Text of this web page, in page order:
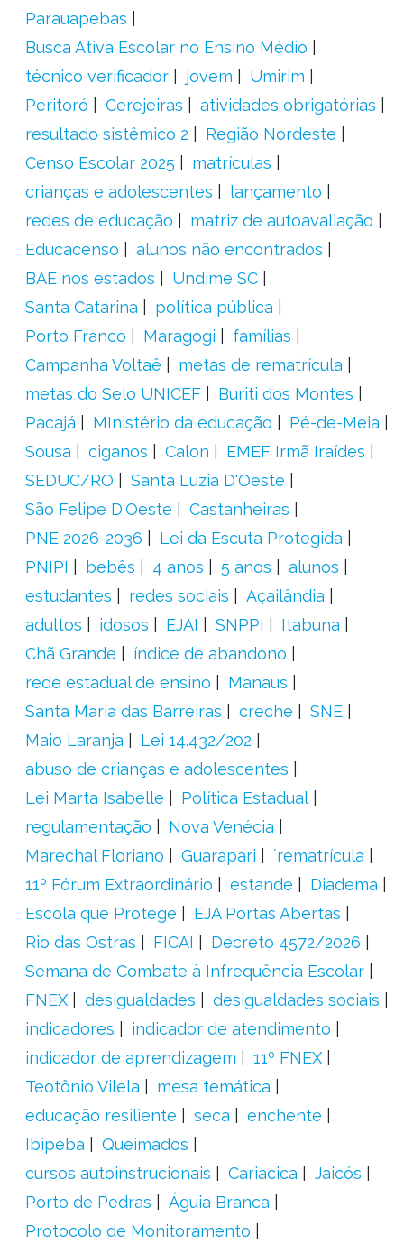
Parauapebas
Busca Ativa Escolar no Ensino Médio
técnico verificador
jovem
Umirim
Peritoró
Cerejeiras
atividades obrigatórias
resultado sistêmico 2
Região Nordeste
Censo Escolar 2025
matrículas
crianças e adolescentes
lançamento
redes de educação
matriz de autoavaliação
Educacenso
alunos não encontrados
BAE nos estados
Undime SC
Santa Catarina
política pública
Porto Franco
Maragogi
famílias
Campanha Voltaê
metas de rematrícula
metas do Selo UNICEF
Buriti dos Montes
Pacajá
MInistério da educação
Pé-de-Meia
Sousa
ciganos Calon
EMEF Irmã Iraídes
SEDUC/RO
Santa Luzia D'Oeste
São Felipe D'Oeste
Castanheiras
PNE 2026-2036
Lei da Escuta Protegida
PNIPI
bebês 4 anos 5 anos
alunos
estudantes
redes sociais
Açailândia
adultos
idosos EJAI SNPPI
Itabuna
Chã Grande
índice de abandono
rede estadual de ensino
Manaus
Santa Maria das Barreiras
creche
SNE
Maio Laranja
Lei 14.432/202
abuso de crianças e adolescentes
Lei Marta Isabelle
Política Estadual
regulamentação
Nova Venécia
Marechal Floriano
Guarapari
´rematrícula
11º Fórum Extraordinário
estande
Diadema
Escola que Protege
EJA Portas Abertas
Rio das Ostras
FICAI
Decreto 4572/2026
Semana de Combate à Infrequência Escolar
FNEX
desigualdades
desigualdades sociais
indicadores
indicador de atendimento
indicador de aprendizagem
11º FNEX
Teotônio Vilela
mesa temática
educação resiliente
seca
enchente
Ibipeba
Queimados
cursos autoinstrucionais
Cariacica
Jaicós
Porto de Pedras
Águia Branca
Protocolo de Monitoramento